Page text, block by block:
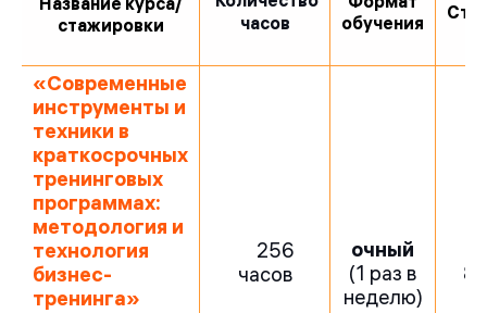
Название курса/
стажировки
часов
Формат
обучения
«Современные
инструменты и
техники в
краткосрочных
тренинговых
программах:
методология и
технология
бизнес-
тренинга»
256
часов
очный
(1 раз в
неделю)